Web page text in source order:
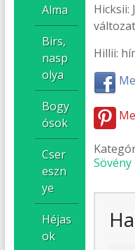
Hicksii:
Hillii:
Sövény
Alma
Birs,
nasp
olya
Bogy
ósok
Cser
eszn
ye
Héjas
ok